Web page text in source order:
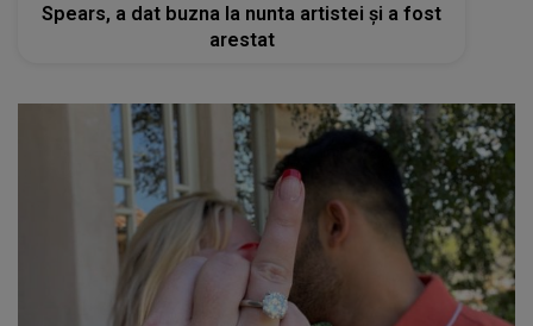
Spears, a dat buzna la nunta artistei și a fost
arestat